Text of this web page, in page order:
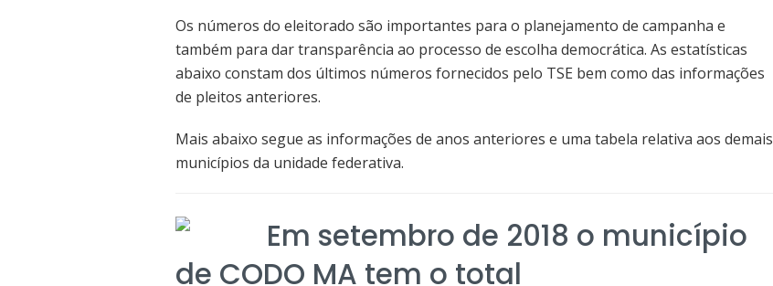
Os números do eleitorado são importantes para o planejamento de campanha e
também para dar transparência ao processo de escolha democrática. As estatísticas
abaixo constam dos últimos números fornecidos pelo TSE bem como das informações
de pleitos anteriores.
Mais abaixo segue as informações de anos anteriores e uma tabela relativa aos demais
municípios da unidade federativa.
Em setembro de 2018 o município
de CODO MA tem o total